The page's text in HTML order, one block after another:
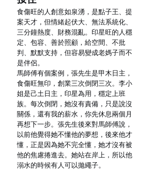
食傷旺的人創意如泉湧，是點子王、提
案天才，但情緒起伏大、無法系統化、
三分鐘熱度、財務混亂。印星旺的人穩
定、包容、善於照顧，給空間、不批
判、默默支持，但容易變成老媽子而不
是伴侶。
馬師傅有個案例，張先生是甲木日主，
食傷旺無印，創業三次倒閉三次。李小
姐是己土日主，印星為用，穩定上班
族。每次倒閉，她沒有責備，只是說沒
關係，還有我的薪水，你先休息兩個月
再想下一步。張先生後來對馬師傅說，
以前他覺得她不懂他的夢想，後來他才
懂，正是因為她不完全懂，她才沒有被
他的焦慮捲進去。她站在岸上，所以他
溺水的時候有人可以拋繩子。